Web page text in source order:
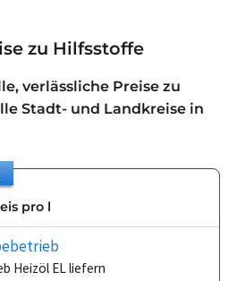
zu Hilfsstoffe
verlässliche Preise zu
Stadt- und Landkreise in
pro l
Heizöl EL liefern